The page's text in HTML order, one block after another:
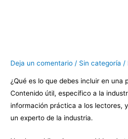
Deja un comentario / Sin categoría /
¿Qué es lo que debes incluir en una
Contenido útil, específico a la
información práctica a los lectores,
un experto de la industria.